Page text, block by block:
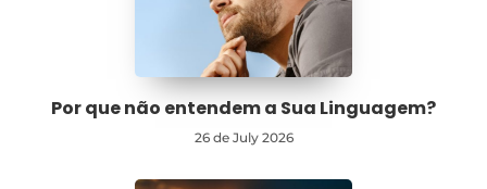
Por que não entendem a Sua Linguagem?
26 de July 2026